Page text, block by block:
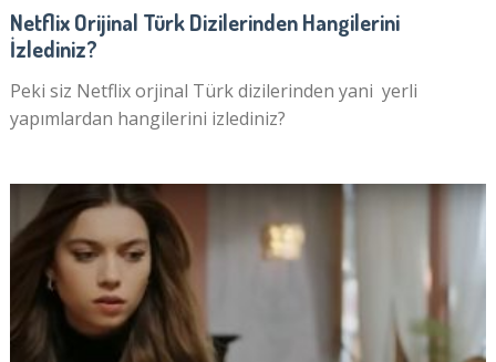
Netflix Orijinal Türk Dizilerinden Hangilerini
İzlediniz?
Peki siz Netflix orjinal Türk dizilerinden yani yerli
yapımlardan hangilerini izlediniz?